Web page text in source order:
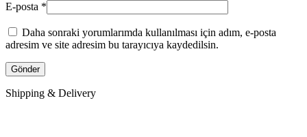
E-posta *
Daha sonraki yorumlarımda kullanılması için adım, e-posta
adresim ve site adresim bu tarayıcıya kaydedilsin.
Shipping & Delivery